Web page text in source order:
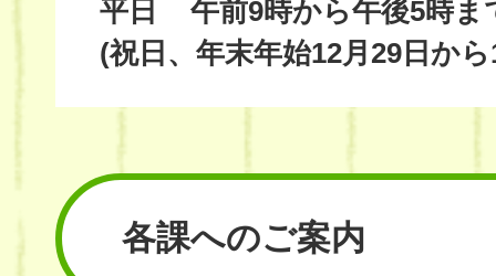
平日
午前9時から午後5時ま
(祝日、年末年始12月29日か
各課へのご案内